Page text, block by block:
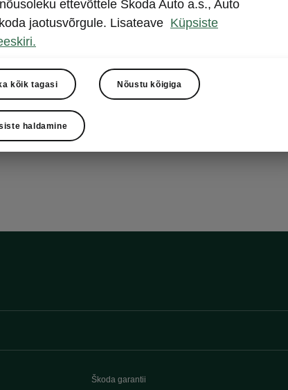
akud ongi nii loodud,
märkimisväärselt
Škoda garantii
ettevõttele Škoda Auto a.s., Auto
jaotusvõrgule. Lisateave Küpsiste
kõik tagasi Nõustu kõigiga
haldamine